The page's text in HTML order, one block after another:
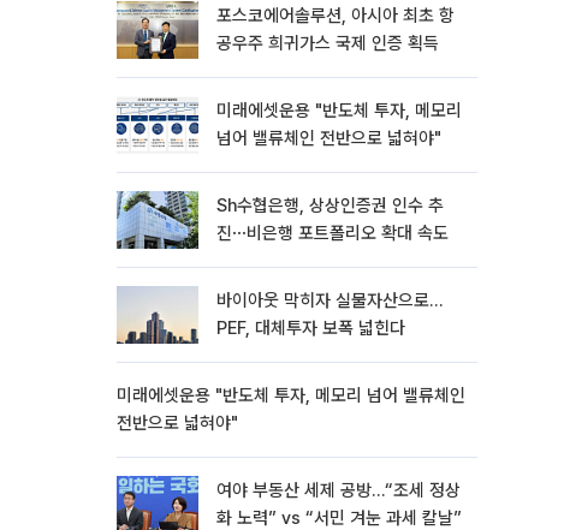
포스코에어솔루션, 아시아 최초 항
공우주 희귀가스 국제 인증 획득
미래에셋운용 "반도체 투자, 메모리
넘어 밸류체인 전반으로 넓혀야"
Sh수협은행, 상상인증권 인수 추
진⋯비은행 포트폴리오 확대 속도
바이아웃 막히자 실물자산으로…
PEF, 대체투자 보폭 넓힌다
미래에셋운용 "반도체 투자, 메모리 넘어 밸류체인
전반으로 넓혀야"
여야 부동산 세제 공방…“조세 정상
화 노력” vs “서민 겨눈 과세 칼날”